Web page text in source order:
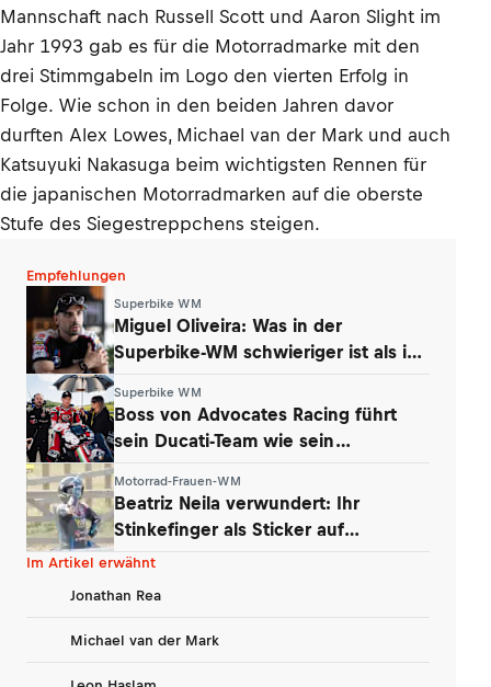
Mannschaft nach Russell Scott und Aaron Slight im
Jahr 1993 gab es für die Motorradmarke mit den
drei Stimmgabeln im Logo den vierten Erfolg in
Folge. Wie schon in den beiden Jahren davor
durften Alex Lowes, Michael van der Mark und auch
Katsuyuki Nakasuga beim wichtigsten Rennen für
die japanischen Motorradmarken auf die oberste
Stufe des Siegestreppchens steigen.
Empfehlungen
Superbike WM
Miguel Oliveira: Was in der
Superbike-WM schwieriger ist als in
Superbike WM
Boss von Advocates Racing führt
sein Ducati-Team wie sein
Motorrad-Frauen-WM
Beatriz Neila verwundert: Ihr
Stinkefinger als Sticker auf
WhatsApp & Insta
Im Artikel erwähnt
Jonathan Rea
Michael van der Mark